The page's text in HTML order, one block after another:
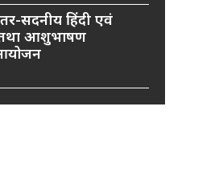
सदनीय हिंदी एवं
तथा आशुभाषण